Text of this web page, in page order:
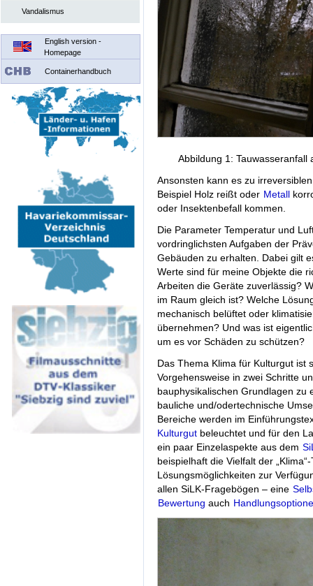
Vandalismus
English version -
Homepage
Containerhandbuch
Abbildung 1:
Ansonsten kann es zu
Beispiel Holz reißt oder Metall
oder Insektenbefall kommen.
Die Parameter Temperatur und
vordringlichsten Aufgaben der
Gebäuden zu erhalten. Dabei gilt
Werte sind für meine Objekte die
Arbeiten die Geräte zuverlässig?
im Raum gleich ist? Welche
mechanisch belüftet oder
übernehmen? Und was ist
um es vor Schäden zu schützen?
Das Thema Klima für Kulturgut ist
Vorgehensweise in zwei Schritte
bauphysikalischen Grundlagen zu
bauliche und/odertechnische
Bereiche werden im
Kulturgut beleuchtet und für den
ein paar Einzelaspekte aus dem
beispielhaft die Vielfalt der
Lösungsmöglichkeiten zur
allen SiLK-Fragebögen – eine
Bewertung auch